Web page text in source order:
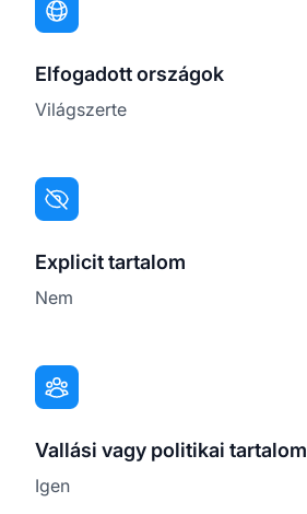
Elfogadott országok
Világszerte
Explicit tartalom
Nem
Vallási vagy politikai tartalom
Igen